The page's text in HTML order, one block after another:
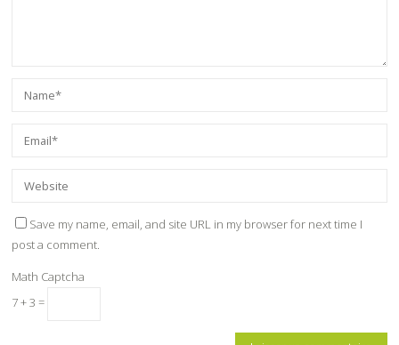
Save my name, email, and site URL in my browser for next time I
post a comment.
Math Captcha
7 + 3 =